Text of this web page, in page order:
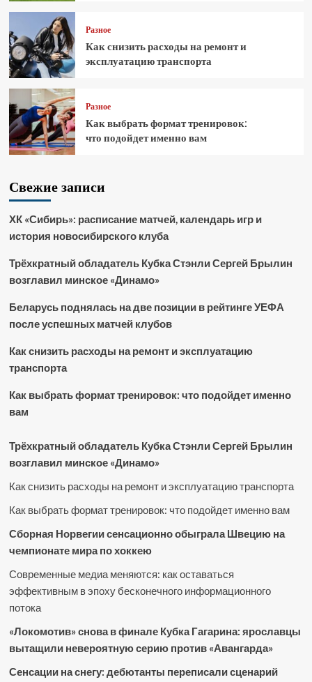
Разное
Как снизить расходы на ремонт и
эксплуатацию транспорта
Разное
Как выбрать формат тренировок:
что подойдет именно вам
Свежие записи
ХК «Сибирь»: расписание матчей, календарь игр и
история новосибирского клуба
Трёхкратный обладатель Кубка Стэнли Сергей Брылин
возглавил минское «Динамо»
Беларусь поднялась на две позиции в рейтинге УЕФА
после успешных матчей клубов
Как снизить расходы на ремонт и эксплуатацию
транспорта
Как выбрать формат тренировок: что подойдет именно
вам
Трёхкратный обладатель Кубка Стэнли Сергей Брылин
возглавил минское «Динамо»
Как снизить расходы на ремонт и эксплуатацию транспорта
Как выбрать формат тренировок: что подойдет именно вам
Сборная Норвегии сенсационно обыграла Швецию на
чемпионате мира по хоккею
Современные медиа меняются: как оставаться
эффективным в эпоху бесконечного информационного
потока
«Локомотив» снова в финале Кубка Гагарина: ярославцы
вытащили невероятную серию против «Авангарда»
Сенсации на снегу: дебютанты переписали сценарий